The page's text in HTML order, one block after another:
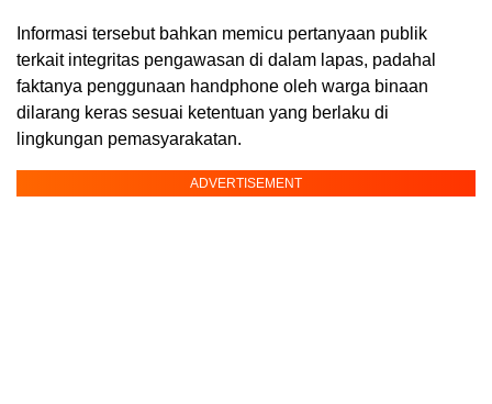
Informasi tersebut bahkan memicu pertanyaan publik
terkait integritas pengawasan di dalam lapas, padahal
faktanya penggunaan handphone oleh warga binaan
dilarang keras sesuai ketentuan yang berlaku di
lingkungan pemasyarakatan.
ADVERTISEMENT